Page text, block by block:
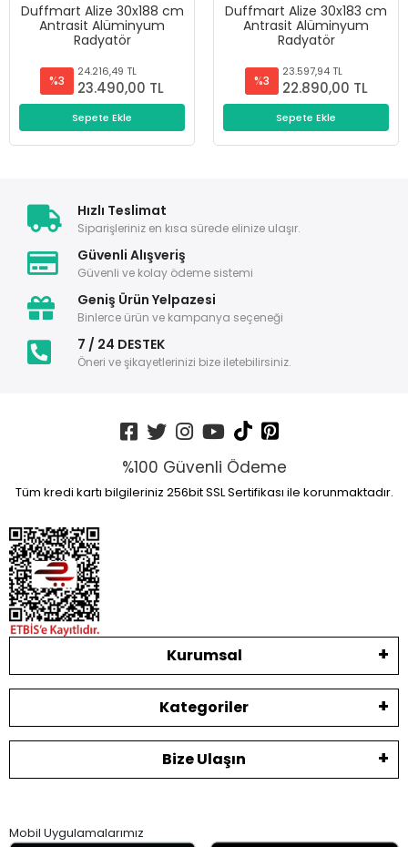
Duffmart Alize 30x183 cm
Antrasit Alüminyum
Radyatör
%3
23.597,94 TL
22.890,00 TL
Sepete Ekle
Duffmart Alize 30x178 cm
Antrasit Alüminyum
Radyatör
%3
23.082,47 TL
22.390,00 TL
Sepete Ekle
Hızlı Teslimat
Siparişleriniz en kısa sürede elinize ulaşır.
Güvenli Alışveriş
Güvenli ve kolay ödeme sistemi
Geniş Ürün Yelpazesi
Binlerce ürün ve kampanya seçeneği
7 / 24 DESTEK
Öneri ve şikayetlerinizi bize iletebilirsiniz.
%100 Güvenli Ödeme
Tüm kredi kartı bilgileriniz 256bit SSL Sertifikası ile korunmaktadır.
Kurumsal
Kategoriler
Bize Ulaşın
Mobil Uygulamalarımız